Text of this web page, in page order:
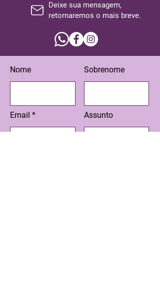
Deixe sua mensagem,
retornaremos o mais breve.
Nome
Email
Sobrenome
Assunto